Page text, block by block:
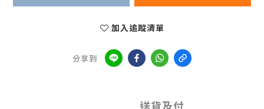
加入追蹤清單
分享到
送貨及付